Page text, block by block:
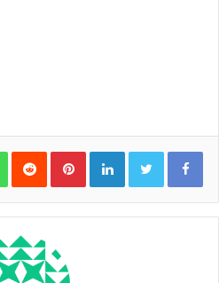
LinkedIn
Pinterest